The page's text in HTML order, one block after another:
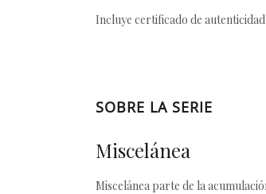
Incluye certificado de autenticidad
SOBRE LA SERIE
Miscelánea
Miscelánea parte de la